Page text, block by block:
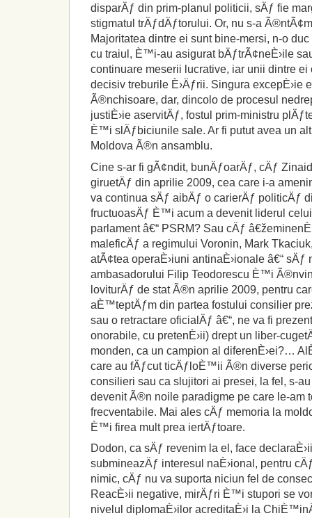
disparÄƒ din prim-planul politicii, sÄƒ fie
stigmatul trÄƒdÄƒtorului. Or, nu s-a
Majoritatea dintre ei sunt bine-mersi, n-o
cu traiul, È™i-au asigurat bÄƒtrÃ¢neÈ›ile
continuare meserii lucrative, iar unii dintre ei
decisiv treburile È›Äƒrii. Singura excepÈ›ie
Ã®nchisoare, dar, dincolo de procesul
justiÈ›ie aservitÄƒ, fostul prim-ministru
È™i slÄƒbiciunile sale. Ar fi putut avea un
Moldova Ã®n ansamblu.
Cine s-ar fi gÃ¢ndit, bunÄƒoarÄƒ, cÄƒ
giruetÄƒ din aprilie 2009, cea care i-a
va continua sÄƒ aibÄƒ o carierÄƒ politicÄƒ
fructuoasÄƒ È™i acum a devenit liderul
parlament â€“ PSRM? Sau cÄƒ
maleficÄƒ a regimului Voronin, Mark
atÃ¢tea operaÈ›iuni antinaÈ›ionale â€“
ambasadorului Filip Teodorescu È™i
loviturÄƒ de stat Ã®n aprilie 2009, pentru
aÈ™teptÄƒm din partea fostului consilier
sau o retractare oficialÄƒ â€“, ne va fi
onorabile, cu pretenÈ›ii) drept un liber-
monden, ca un campion al diferenÈ›ei?…
care au fÄƒcut ticÄƒloÈ™ii Ã®n diverse
consilieri sau ca slujitori ai presei, la fel, s-
devenit Ã®n noile paradigme pe care le-am
frecventabile. Mai ales cÄƒ memoria la
È™i firea mult prea iertÄƒtoare.
Dodon, ca sÄƒ revenim la el, face
submineazÄƒ interesul naÈ›ional, pentru
nimic, cÄƒ nu va suporta niciun fel de
ReacÈ›ii negative, mirÄƒri È™i stupori se
nivelul diplomaÈ›ilor acreditaÈ›i la